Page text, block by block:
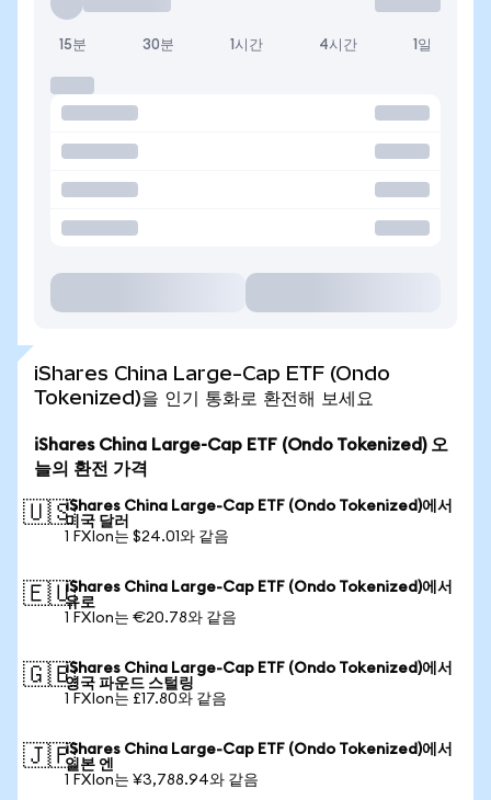
15분 30분 1시간 4시간 1일
iShares China Large-Cap ETF (Ondo
Tokenized)을 인기 통화로 환전해 보세요
iShares China Large-Cap ETF (Ondo Tokenized) 오
늘의 환전 가격
🇺🇸iShares China Large-Cap ETF (Ondo Tokenized)에서
미국 달러
1 FXIon는 $24.01와 같음
🇪🇺iShares China Large-Cap ETF (Ondo Tokenized)에서
유로
1 FXIon는 €20.78와 같음
🇬🇧iShares China Large-Cap ETF (Ondo Tokenized)에서
영국 파운드 스털링
1 FXIon는 £17.80와 같음
🇯🇵iShares China Large-Cap ETF (Ondo Tokenized)에서
일본 엔
1 FXIon는 ¥3,788.94와 같음